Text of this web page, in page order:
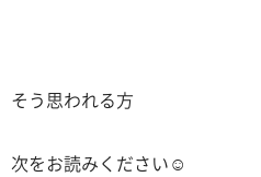
そう思われる方
次をお読みください☺️